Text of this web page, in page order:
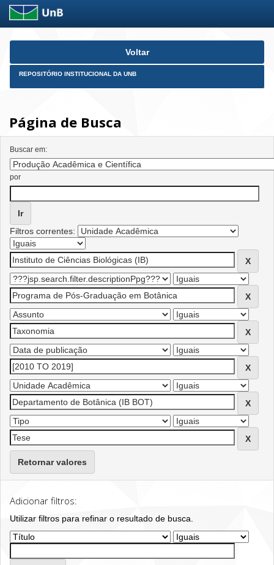
Skip
Voltar
REPOSITÓRIO INSTITUCIONAL DA UNB
Página de Busca
Buscar em:
por
Filtros correntes:
Retornar valores
Adicionar filtros:
Utilizar filtros para refinar o resultado de busca.